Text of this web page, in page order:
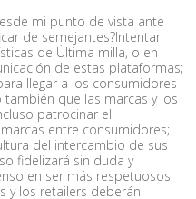
mi punto de vista ante
de semejantes?Intentar
de Última milla, o en
de estas plataformas;
llegar a los consumidores
que las marcas y los
patrocinar el
entre consumidores;
del intercambio de sus
fidelizará sin duda y
en ser más respetuosos
y los retailers deberán